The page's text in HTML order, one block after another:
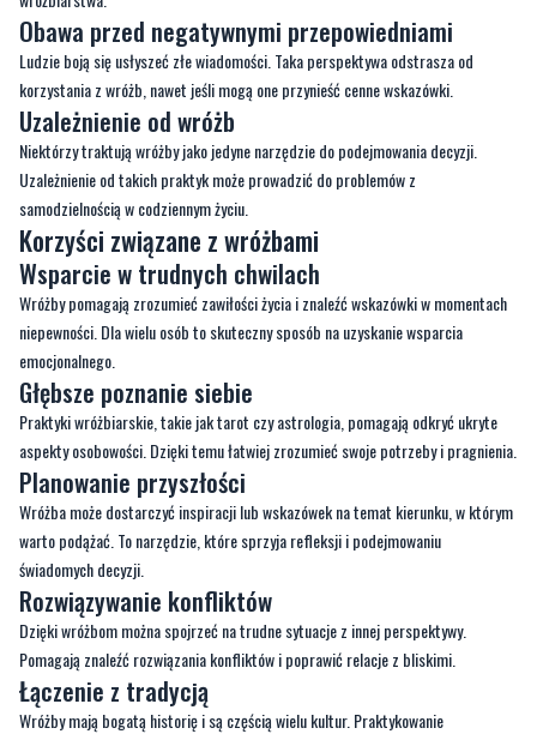
Obawa przed negatywnymi przepowiedniami
Ludzie boją się usłyszeć złe wiadomości. Taka perspektywa odstrasza od
korzystania z wróżb, nawet jeśli mogą one przynieść cenne wskazówki.
Uzależnienie od wróżb
Niektórzy traktują wróżby jako jedyne narzędzie do podejmowania decyzji.
Uzależnienie od takich praktyk może prowadzić do problemów z
samodzielnością w codziennym życiu.
Korzyści związane z wróżbami
Wsparcie w trudnych chwilach
Wróżby pomagają zrozumieć zawiłości życia i znaleźć wskazówki w momentach
niepewności. Dla wielu osób to skuteczny sposób na uzyskanie wsparcia
emocjonalnego.
Głębsze poznanie siebie
Praktyki wróżbiarskie, takie jak tarot czy astrologia, pomagają odkryć ukryte
aspekty osobowości. Dzięki temu łatwiej zrozumieć swoje potrzeby i pragnienia.
Planowanie przyszłości
Wróżba może dostarczyć inspiracji lub wskazówek na temat kierunku, w którym
warto podążać. To narzędzie, które sprzyja refleksji i podejmowaniu
świadomych decyzji.
Rozwiązywanie konfliktów
Dzięki wróżbom można spojrzeć na trudne sytuacje z innej perspektywy.
Pomagają znaleźć rozwiązania konfliktów i poprawić relacje z bliskimi.
Łączenie z tradycją
Wróżby mają bogatą historię i są częścią wielu kultur. Praktykowanie